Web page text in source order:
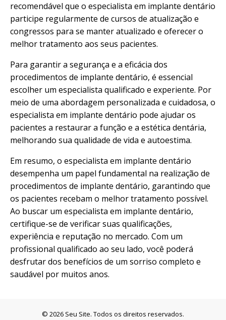
recomendável que o especialista em implante dentário
participe regularmente de cursos de atualização e
congressos para se manter atualizado e oferecer o
melhor tratamento aos seus pacientes.
Para garantir a segurança e a eficácia dos
procedimentos de implante dentário, é essencial
escolher um especialista qualificado e experiente. Por
meio de uma abordagem personalizada e cuidadosa, o
especialista em implante dentário pode ajudar os
pacientes a restaurar a função e a estética dentária,
melhorando sua qualidade de vida e autoestima.
Em resumo, o especialista em implante dentário
desempenha um papel fundamental na realização de
procedimentos de implante dentário, garantindo que
os pacientes recebam o melhor tratamento possível.
Ao buscar um especialista em implante dentário,
certifique-se de verificar suas qualificações,
experiência e reputação no mercado. Com um
profissional qualificado ao seu lado, você poderá
desfrutar dos benefícios de um sorriso completo e
saudável por muitos anos.
© 2026 Seu Site. Todos os direitos reservados.